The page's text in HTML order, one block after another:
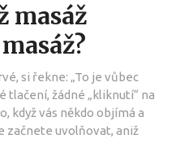
masáž
si řekne: „To je vůbec
tlačení, žádné „kliknutí“ na
když vás někdo objímá a
začnete uvolňovat, aniž